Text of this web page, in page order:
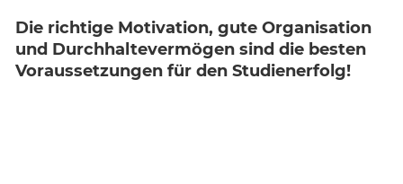
Die richtige Motivation, gute Organisation
und Durchhaltevermögen sind die besten
Voraussetzungen für den Studienerfolg!